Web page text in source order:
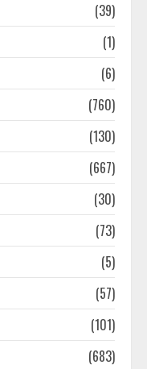
(39)
(1)
(6)
(760)
(130)
(667)
(30)
(73)
(5)
(57)
(101)
(683)